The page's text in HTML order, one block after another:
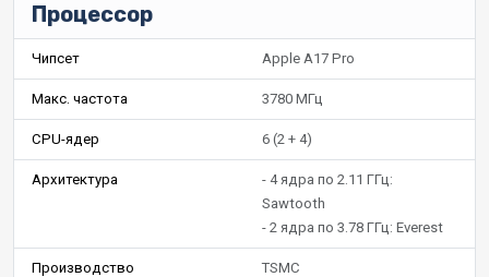
Процессор
Чипсет Apple A17 Pro
Макс. частота 3780 МГц
CPU-ядер 6 (2 + 4)
Архитектура
- 4 ядра по 2.11 ГГц:
Sawtooth
- 2 ядра по 3.78 ГГц: Everest
Производство TSMC